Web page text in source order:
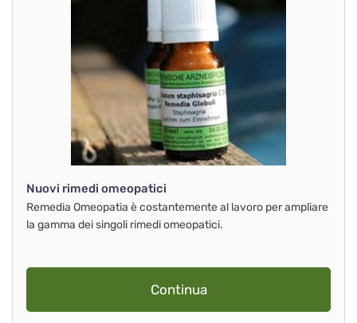
Nuovi rimedi omeopatici
Remedia Omeopatia è costantemente al lavoro per ampliare
la gamma dei singoli rimedi omeopatici.
Continua